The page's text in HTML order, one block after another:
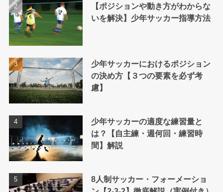
【ポジションや動き方がわからな
いを解決】少年サッカー指導方法
少年サッカーにおけるポジション
の決め方【３つの要素を必ず考
慮】
少年サッカーの適度な練習量と
は？【自主練・週何回・練習時
間】解説
8人制サッカー・フォーメーショ